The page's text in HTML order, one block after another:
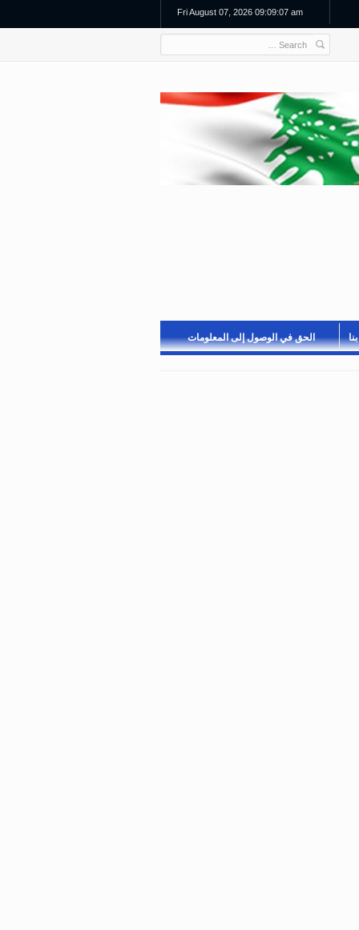
Fri August 07, 2026 09:09:07 am
الحق في الوصول إلى المعلومات